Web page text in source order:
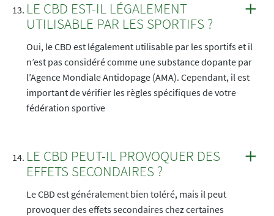
LE CBD EST-IL LÉGALEMENT
UTILISABLE PAR LES SPORTIFS ?
Oui, le CBD est légalement utilisable par les sportifs et il
n’est pas considéré comme une substance dopante par
l’Agence Mondiale Antidopage (AMA). Cependant, il est
important de vérifier les règles spécifiques de votre
fédération sportive
LE CBD PEUT-IL PROVOQUER DES
EFFETS SECONDAIRES ?
Le CBD est généralement bien toléré, mais il peut
provoquer des effets secondaires chez certaines